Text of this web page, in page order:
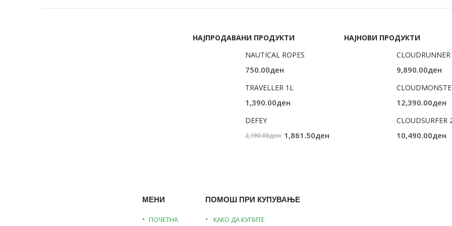
НАЈПРОДАВАНИ ПРОДУКТИ
NAUTICAL ROPES
750.00ден
TRAVELLER 1L
1,390.00ден
DEFEY
2,190.00ден Original
1,861.50ден
НАЈНОВИ ПРОДУКТИ
9,890.00ден
12,390.00ден
CLOUDSURFER
10,490.00ден
МЕНИ
ПОЧЕТНА
ПОМОШ ПРИ КУПУВАЊЕ
КАКО ДА КУПИТЕ